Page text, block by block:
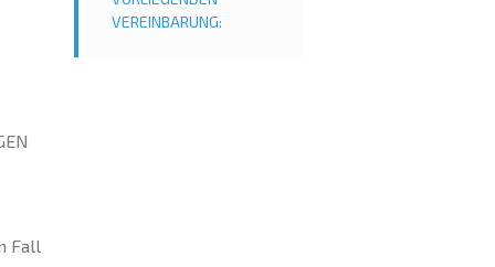
Fall
VEREINBARUNG: